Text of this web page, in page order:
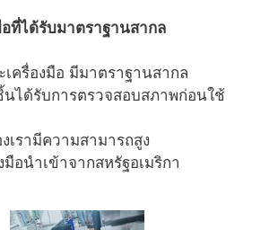
อที่ได้รับมาตราฐานสากล
ครื่องมือ มีมาตราฐานสากล
ได้รับการตรวจสอบสภาพก่อนใช้
เรามีความสามารถสูง
มือนำเข้าจากสหรัฐอเมริกา